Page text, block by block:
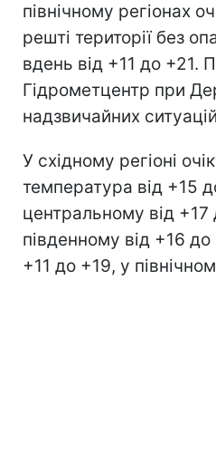
північному регіонах
решті території без
вдень від +11 до +21.
Гідрометцентр при
надзвичайних
У східному регіоні
температура від +15
центральному від +17
південному від +16 до
+11 до +19, у